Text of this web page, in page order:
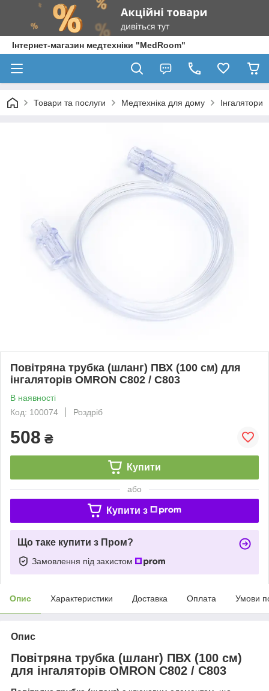
Інтернет-магазин медтехніки "MedRoom"
Товари та послуги Медтехніка для дому Інгалятори
Повітряна трубка (шланг) ПВХ (100 см) для
інгаляторів OMRON C802 / C803
В наявності
Код: 100074
Роздріб
508 ₴
Купити
або
Купити з
Що таке купити з Пром?
Замовлення під захистом
Опис Характеристики Доставка Оплата Умови
Опис
Повітряна трубка (шланг) ПВХ (100 см)
для інгаляторів OMRON C802 / C803